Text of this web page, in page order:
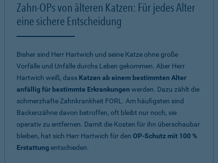
Zahn-OPs von älteren Katzen: Für jedes Alter
eine sichere Entscheidung
Bisher sind Herr Hartwich und seine Katze ohne große
Vorfälle und Unfälle durchs Leben gekommen. Aber Herr
Hartwich weiß, dass Katzen ab einem bestimmten Alter
anfällig für bestimmte Erkrankungen werden. Dazu zählt die
schmerzhafte Zahnkrankheit FORL. Am häufigsten sind
Backenzähne davon betroffen, oft bleibt nur noch, sie
operativ zu entfernen. Damit die Kosten für ihn überschaubar
bleiben, hat sich Herr Hartwich für den OP-Schutz mit 100 %
Erstattung entschieden.